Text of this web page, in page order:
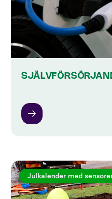
Julkalender med